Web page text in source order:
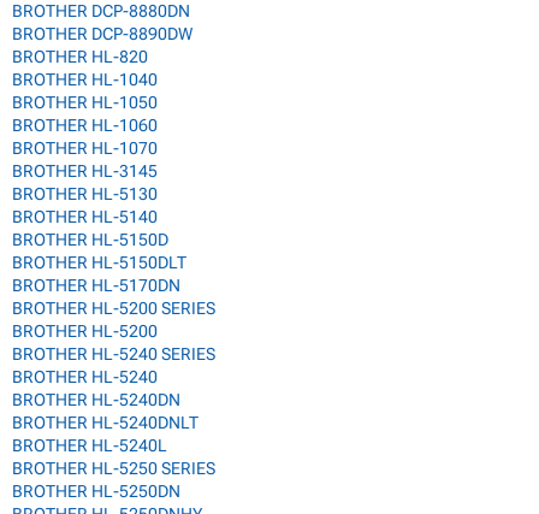
BROTHER DCP-8880DN
BROTHER DCP-8890DW
BROTHER HL-820
BROTHER HL-1040
BROTHER HL-1050
BROTHER HL-1060
BROTHER HL-1070
BROTHER HL-3145
BROTHER HL-5130
BROTHER HL-5140
BROTHER HL-5150D
BROTHER HL-5150DLT
BROTHER HL-5170DN
BROTHER HL-5200 SERIES
BROTHER HL-5200
BROTHER HL-5240 SERIES
BROTHER HL-5240
BROTHER HL-5240DN
BROTHER HL-5240DNLT
BROTHER HL-5240L
BROTHER HL-5250 SERIES
BROTHER HL-5250DN